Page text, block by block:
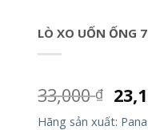
LÒ XO UỐN ỐNG
33,000₫
Hãng sản xuất: